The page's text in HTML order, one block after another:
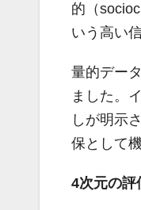
的（
いう高い
量的デー
ました。
しが明示
保として
4次元の評